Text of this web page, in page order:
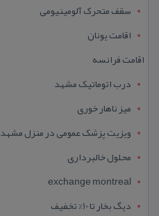
سقف متحرک آلومینیومی
اقامت یونان
اقامت فرانسه
درب اتوماتیک مشهد
میز ناهار خوری
ویزیت پزشک عمومی در منزل مشهد
محلول خالبرداری
exchange montreal
دیگ بخار تا 10% تخفیف